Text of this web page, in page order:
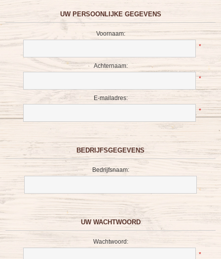
UW PERSOONLIJKE GEGEVENS
Voornaam:
*
Achternaam:
*
E-mailadres:
*
BEDRIJFSGEGEVENS
Bedrijfsnaam:
UW WACHTWOORD
Wachtwoord:
*